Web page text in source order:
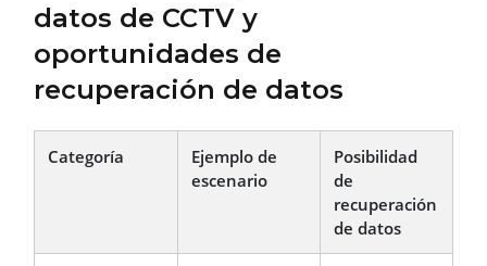
datos de CCTV y
oportunidades de
recuperación de datos
Categoría
Ejemplo de
escenario
Posibilidad
de
recuperación
de datos